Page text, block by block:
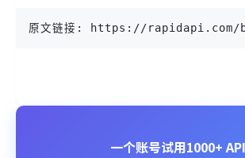
原文链接: https://
一个账号试用1000+ API